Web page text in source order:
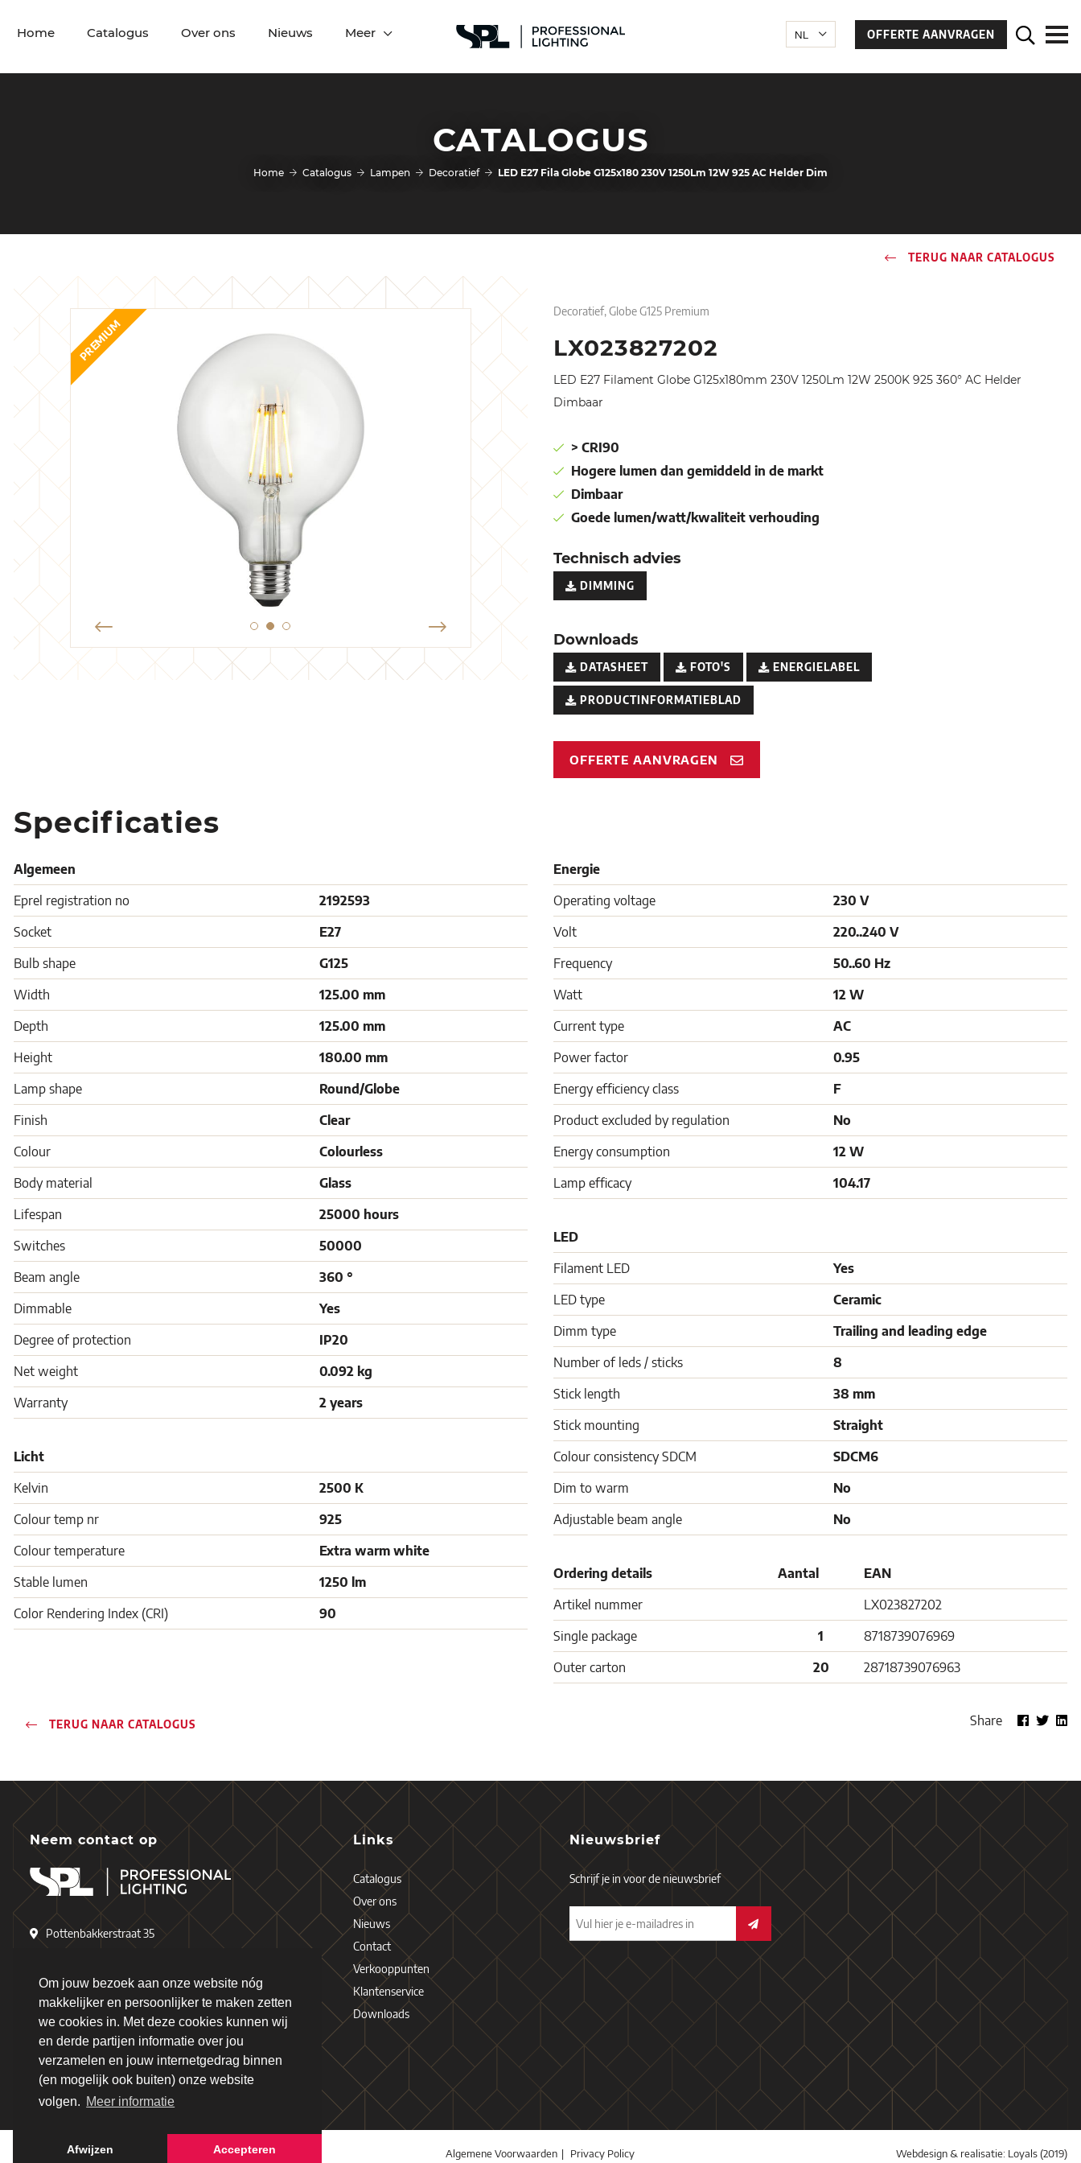
Om jouw bezoek aan onze website nóg
makkelijker en persoonlijker te maken zetten
we cookies in. Met deze cookies kunnen wij
en derde partijen informatie over jou
verzamelen en jouw internetgedrag binnen
(en mogelijk ook buiten) onze website
volgen. Meer informatie
Afwijzen Accepteren
Home Catalogus Over ons Nieuws Meer OFFERTE AANVRAGEN
CATALOGUS
Home Catalogus Lampen Decoratief LED E27 Fila Globe G125x180 230V 1250Lm 12W 925 AC Helder Dim
TERUG NAAR CATALOGUS
PREMIUM
Decoratief, Globe G125 Premium
LX023827202
LED E27 Filament Globe G125x180mm 230V 1250Lm 12W 2500K 925 360° AC Helder
Dimbaar
> CRI90
Hogere lumen dan gemiddeld in de markt
Dimbaar
Goede lumen/watt/kwaliteit verhouding
Technisch advies
DIMMING
Downloads
DATASHEET FOTO'S ENERGIELABEL
PRODUCTINFORMATIEBLAD
OFFERTE AANVRAGEN
Specificaties
Algemeen
Eprel registration no
2192593
Socket
E27
Bulb shape
G125
Width
125.00 mm
Depth
125.00 mm
Height
180.00 mm
Lamp shape
Round/Globe
Finish
Clear
Colour
Colourless
Body material
Glass
Lifespan
25000 hours
Switches
50000
Beam angle
360 °
Dimmable
Yes
Degree of protection
IP20
Net weight
0.092 kg
Warranty
2 years
Licht
Kelvin
2500 K
Colour temp nr
925
Colour temperature
Extra warm white
Stable lumen
1250 lm
Color Rendering Index (CRI)
90
Energie
Operating voltage
230 V
Volt
220..240 V
Frequency
50..60 Hz
Watt
12 W
Current type
AC
Power factor
0.95
Energy efficiency class
F
Product excluded by regulation
No
Energy consumption
12 W
Lamp efficacy
104.17
LED
Filament LED
Yes
LED type
Ceramic
Dimm type
Trailing and leading edge
Number of leds / sticks
8
Stick length
38 mm
Stick mounting
Straight
Colour consistency SDCM
SDCM6
Dim to warm
No
Adjustable beam angle
No
Ordering details Aantal
EAN
Artikel nummer
LX023827202
Single package
1
8718739076969
Outer carton
20 28718739076963
Share
TERUG NAAR CATALOGUS
Neem contact op
Pottenbakkerstraat 35
Nederland
+31 (0)76 - 503 77 17
+31 (0)76 - 501 78 69
info@spl-lighting.com
Links
Catalogus
Over ons
Nieuws
Contact
Verkooppunten
Klantenservice
Downloads
Nieuwsbrief
Schrijf je in voor de nieuwsbrief
Copyright © 2026 - Schiefer Algemene Voorwaarden Privacy Policy Webdesign & realisatie: Loyals(2019)